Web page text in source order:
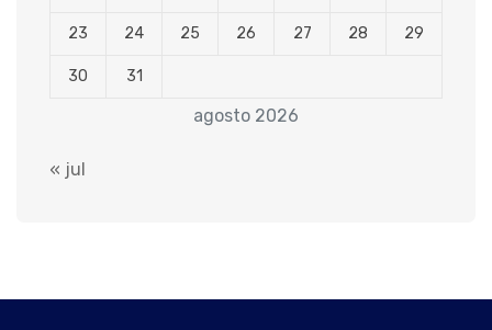
agosto 2026
23 24 25 26 27 28 29
30 31
« jul